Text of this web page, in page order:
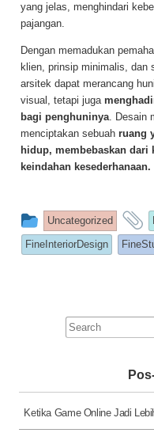
yang jelas, menghindari
pajangan.
Dengan memadukan
klien, prinsip minimalis, dan
arsitek dapat merancang
visual, tetapi juga
bagi penghuninya . Desain
menciptakan sebuah ruang
hidup, membebaskan dari
keindahan kesederhanaan.
This
entry
was
Uncategorized
FineInteriorDesign
Search
for:
Ketika Game Online Jadi